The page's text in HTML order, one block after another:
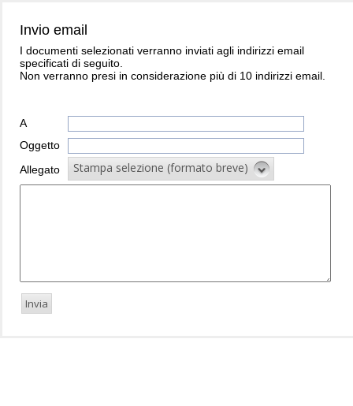
Invio email
I documenti selezionati verranno inviati agli indirizzi email
specificati di seguito.
Non verranno presi in considerazione più di 10 indirizzi email.
A
Oggetto
Allegato
Stampa selezione (formato breve)